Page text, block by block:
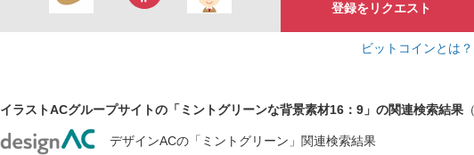
登録をリクエスト
ビットコインとは
イラストACグループサイトの「ミントグリーンな背景素材16：9」の関連検索結果
デザインACの「ミントグリーン」関連検索結果